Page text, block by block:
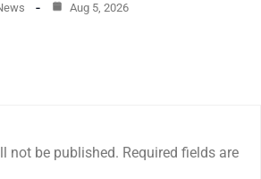
Aug 5, 2026
not be published. Required fields are